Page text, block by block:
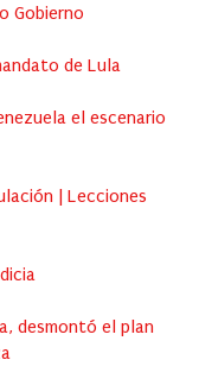
Gobierno
de Lula
el escenario
| Lecciones
desmontó el plan